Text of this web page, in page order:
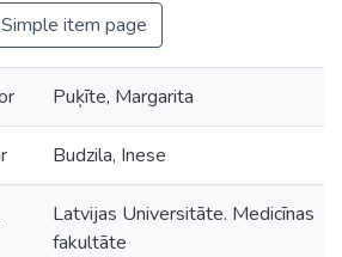
Simple item page
Puķīte, Margarita
Budzila, Inese
Latvijas Universitāte. Medicīnas
fakultāte